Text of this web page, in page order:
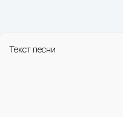
Текст песни